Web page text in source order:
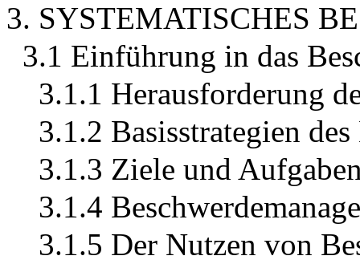
3. SYSTEMATISCHES
3.1 Einführung in das
3.1.1 Herausforderung
3.1.2 Basisstrategien
3.1.3 Ziele und
3.1.4
3.1.5 Der Nutzen von